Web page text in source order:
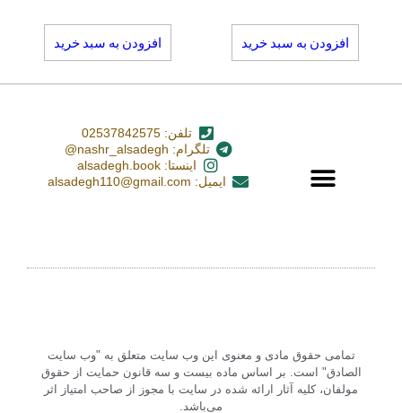
افزودن به سبد خرید افزودن به سبد خرید
تلفن: 02537842575
تلگرام: nashr_alsadegh@
اینستا: alsadegh.book
ایمیل: alsadegh110@gmail.com
تمامی حقوق مادی و معنوی این وب سایت متعلق به "وب سایت
الصادق" است. بر اساس ماده بیست و سه قانون حمایت از حقوق
مولفان، کلیه آثار ارائه شده در سایت با مجوز از صاحب امتیاز اثر
می‌باشد.‏